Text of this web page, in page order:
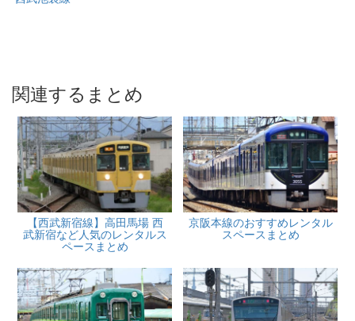
関連するまとめ
【西武新宿線】高田馬場 西
武新宿など人気のレンタルス
ペースまとめ
京阪本線のおすすめレンタル
スペースまとめ